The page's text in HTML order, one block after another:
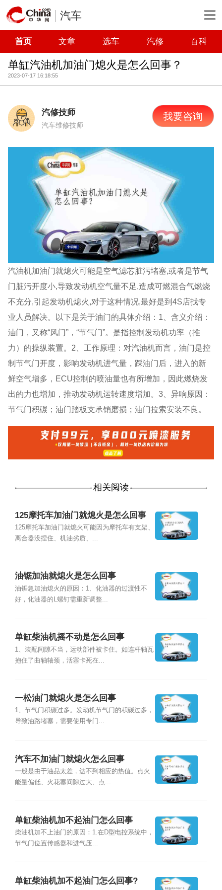
汽车
首页 文章 选车 汽修 百科
单缸汽油机加油门熄火是怎么回事？
2023-07-17 16:18:55
汽修技师
汽车维修技师
我要咨询
汽油机加油门就熄火可能是空气滤芯脏污堵塞,或者是节气
门脏污开度小,导致发动机空气量不足,造成可燃混合气燃烧
不充分,引起发动机熄火,对于这种情况,最好是到4S店找专
业人员解决。以下是关于油门的具体介绍：1、含义介绍：
油门，又称“风门”，“节气门”。是指控制发动机功率（推
力）的操纵装置。2、工作原理：对汽油机而言，油门是控
制节气门开度，影响发动机进气量，踩油门后，进入的新
鲜空气增多，ECU控制的喷油量也有所增加，因此燃烧发
出的力也增加，推动发动机运转速度增加。3、异响原因：
节气门积碳；油门踏板支承销磨损；油门拉索安装不良。
相关阅读
125摩托车加油门就熄火是怎么回事
125摩托车加油门就熄火可能因为摩托车有支架、
离合器没捏住、机油劣质、...
油锯加油就熄火是怎么回事
油锯急加油熄火的原因：1、化油器的过渡性不
好，化油器的L螺钉需重新调整...
单缸柴油机摇不动是怎么回事
1、装配间隙不当，运动部件被卡住。如连杆轴瓦
抱住了曲轴轴颈，活塞卡死在...
一松油门就熄火是怎么回事
1、节气门积碳过多。发动机节气门的积碳过多，
导致油路堵塞，需要使用专门...
汽车不加油门就熄火怎么回事
一般是由于油品太差，达不到相应的热值。点火
能量偏低、火花塞间隙过大、点...
单缸柴油机加不起油门怎么回事
柴油机加不上油门的原因：1.在D型电控系统中，
节气门位置传感器和进气压...
单缸柴油机加不起油门怎么回事?